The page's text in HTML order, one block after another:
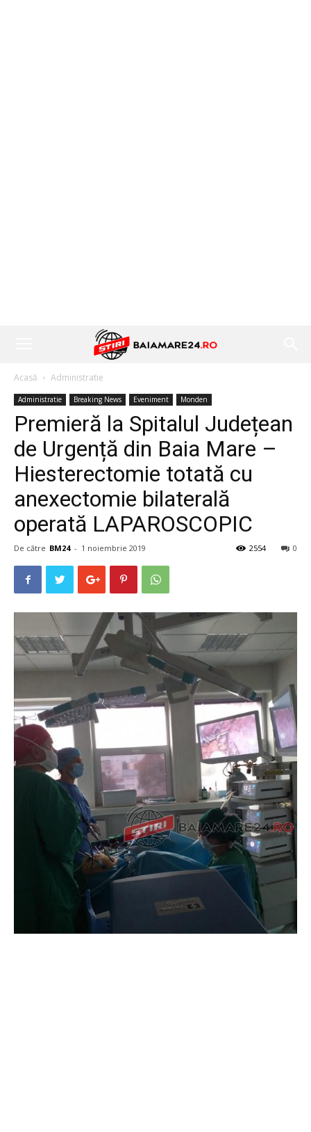
Acasă Administratie
Administratie Breaking News Eveniment Monden
Premieră la Spitalul Județean
de Urgență din Baia Mare –
Hiesterectomie totată cu
anexectomie bilaterală
operată LAPAROSCOPIC
De către BM24 - 1 noiembrie 2019 0
2554